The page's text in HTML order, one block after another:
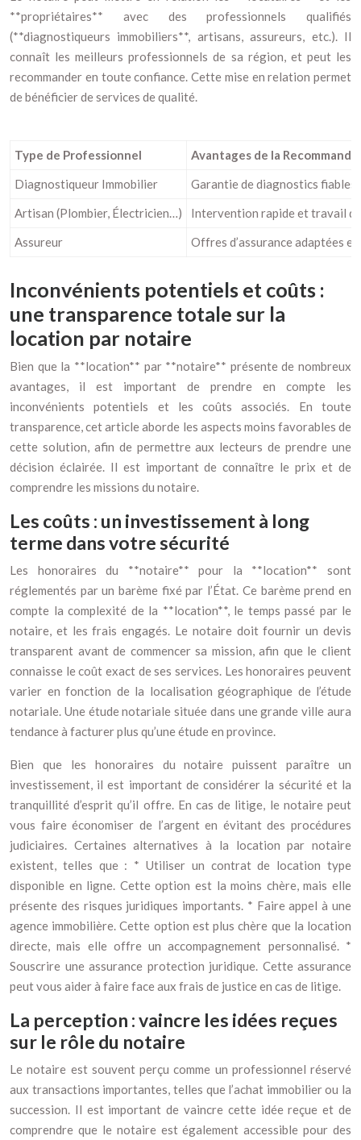
**propriétaires** avec des professionnels qualifiés
(**diagnostiqueurs immobiliers**, artisans, assureurs, etc.). Il
connaît les meilleurs professionnels de sa région, et peut les
recommander en toute confiance. Cette mise en relation permet
de bénéficier de services de qualité.
Type de Professionnel
Avantages de la
Diagnostiqueur Immobilier
Garantie de diagnostics
Artisan (Plombier, Électricien…)
Intervention rapide et travail
Assureur
Offres d’assurance adaptées
Inconvénients potentiels et coûts :
une transparence totale sur la
location par notaire
Bien que la **location** par **notaire** présente de nombreux
avantages, il est important de prendre en compte les
inconvénients potentiels et les coûts associés. En toute
transparence, cet article aborde les aspects moins favorables de
cette solution, afin de permettre aux lecteurs de prendre une
décision éclairée. Il est important de connaître le prix et de
comprendre les missions du notaire.
Les coûts : un investissement à long
terme dans votre sécurité
Les honoraires du **notaire** pour la **location** sont
réglementés par un barème fixé par l’État. Ce barème prend en
compte la complexité de la **location**, le temps passé par le
notaire, et les frais engagés. Le notaire doit fournir un devis
transparent avant de commencer sa mission, afin que le client
connaisse le coût exact de ses services. Les honoraires peuvent
varier en fonction de la localisation géographique de l’étude
notariale. Une étude notariale située dans une grande ville aura
tendance à facturer plus qu’une étude en province.
Bien que les honoraires du notaire puissent paraître un
investissement, il est important de considérer la sécurité et la
tranquillité d’esprit qu’il offre. En cas de litige, le notaire peut
vous faire économiser de l’argent en évitant des procédures
judiciaires. Certaines alternatives à la location par notaire
existent, telles que : * Utiliser un contrat de location type
disponible en ligne. Cette option est la moins chère, mais elle
présente des risques juridiques importants. * Faire appel à une
agence immobilière. Cette option est plus chère que la location
directe, mais elle offre un accompagnement personnalisé. *
Souscrire une assurance protection juridique. Cette assurance
peut vous aider à faire face aux frais de justice en cas de litige.
La perception : vaincre les idées reçues
sur le rôle du notaire
Le notaire est souvent perçu comme un professionnel réservé
aux transactions importantes, telles que l’achat immobilier ou la
succession. Il est important de vaincre cette idée reçue et de
comprendre que le notaire est également accessible pour des